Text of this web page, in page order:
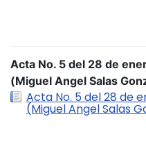
Acta No. 5 del 28 de
(Miguel Angel Salas
Acta No. 5 del 28 de
(Miguel Angel Salas